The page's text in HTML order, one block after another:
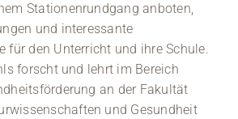
Stationenrundgang anboten,
und interessante
für den Unterricht und ihre Schule.
forscht und lehrt im Bereich
an der Fakultät
und Gesundheit